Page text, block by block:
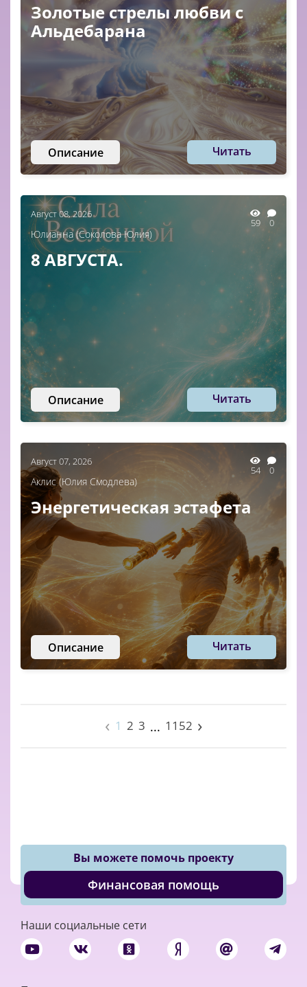
Золотые стрелы любви с
Альдебарана
Описание Читать
Август 08, 2026
59 0
Юлианна (Соколова Юлия)
8 АВГУСТА.
Описание Читать
Август 07, 2026
54 0
Аклис (Юлия Смодлева)
Энергетическая эстафета
Описание Читать
‹ 1 2 3 ... 1152 ›
Вы можете помочь проекту
Финансовая помощь
Наши социальные сети